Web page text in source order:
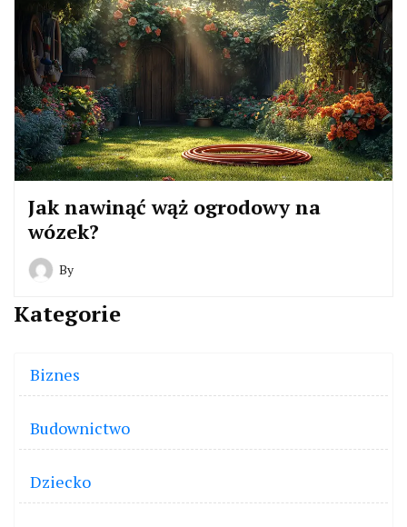
Jak nawinąć wąż ogrodowy na
wózek?
By
Kategorie
Biznes
Budownictwo
Dziecko